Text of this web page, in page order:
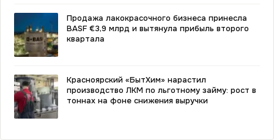
Продажа лакокрасочного бизнеса принесла
BASF €3,9 млрд и вытянула прибыль второго
квартала
Красноярский «БытХим» нарастил
производство ЛКМ по льготному займу: рост в
тоннах на фоне снижения выручки